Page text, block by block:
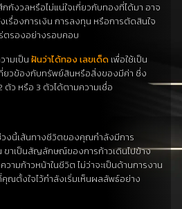
งวลหรือไม่แน่ใจเกี่ยวกับทองที่ได้มา อาจ
รื่องการเงิน การลงทุน หรือการตัดสินใจ
ตรองอย่างรอบคอบ
มเป็น ฝันว่าได้ทอง เลขเด็ด เพื่อใช้เป็น
กี่ยวข้องกับทรัพย์สินหรือสิ่งของมีค่า ซึ่ง
ตัว หรือ 3 ตัวได้ตามความเชื่อ
วงนี้เส้นทางชีวิตของคุณกำลังมีการ
ขาเป็นสัญลักษณ์ของการก้าวเดินไปข้าง
มก้าวหน้าในชีวิต ไม่ว่าจะเป็นด้านการงาน
ณตั้งใจไว้กำลังเริ่มเห็นผลลัพธ์อย่าง